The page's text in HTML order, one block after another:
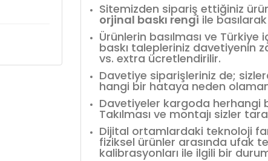
Sitemizden sipariş ettiğiniz
orjinal baskı rengi ile
Ürünlerin basılması ve
baskı talepleriniz davetiyenin
vs. extra ücretlendirilir.
Davetiye siparişleriniz de;
hangi bir hataya neden
Davetiyeler kargoda herhangi
Takılması ve montajı sizler
Dijital ortamlardaki teknoloji
fiziksel ürünler arasında ufak
kalibrasyonları ile ilgili bir